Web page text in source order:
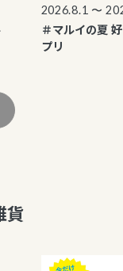
2026.8.1 〜
＃マルイの夏 好き
貨